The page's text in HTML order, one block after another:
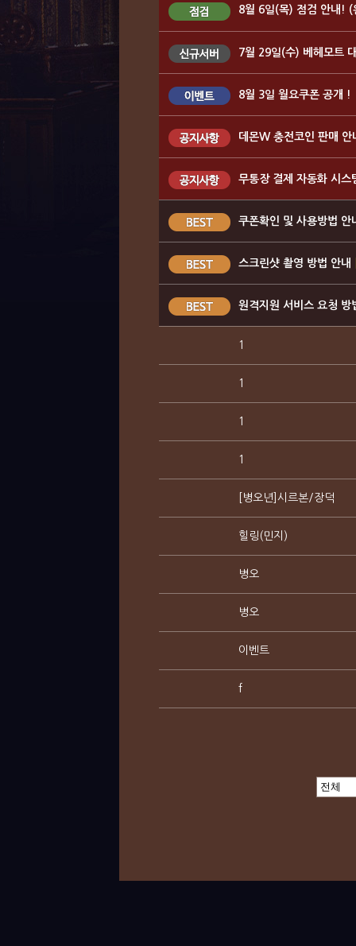
8월 6일(목) 점검 안내! (
7월 29일(수) 베헤모트
8월 3일 월요쿠폰 공개 !
데몬W 충전코인 판매 안
무통장 결제 자동화 시스
쿠폰확인 및 사용방법 안
스크린샷 촬영 방법 안내
원격지원 서비스 요청 방
1
1
1
1
[병오년]시르본/장덕
힐링(민지)
병오
병오
이벤트
f